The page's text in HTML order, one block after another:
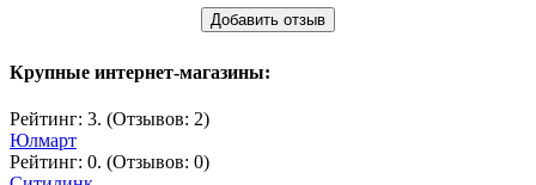
Добавить отзыв
Крупные интернет-магазины:
Рейтинг: 3. (Отзывов: 2)
Юлмарт
Рейтинг: 0. (Отзывов: 0)